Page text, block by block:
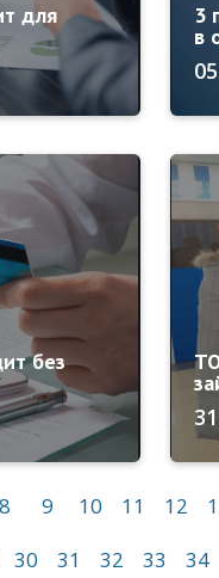
для 3
в
без
8 9 10 11 12
30 31 32 33 34